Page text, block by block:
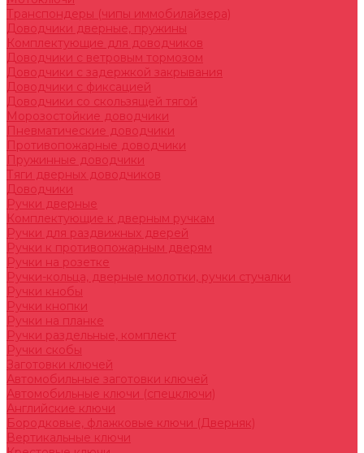
Транспондеры (чипы иммобилайзера)
Доводчики дверные, пружины
Комплектующие для доводчиков
Доводчики с ветровым тормозом
Доводчики с задержкой закрывания
Доводчики с фиксацией
Доводчики со скользящей тягой
Морозостойкие доводчики
Пневматические доводчики
Противопожарные доводчики
Пружинные доводчики
Тяги дверных доводчиков
Доводчики
Ручки дверные
Комплектующие к дверным ручкам
Ручки для раздвижных дверей
Ручки к противопожарным дверям
Ручки на розетке
Ручки-кольца, дверные молотки, ручки стучалки
Ручки кнобы
Ручки кнопки
Ручки на планке
Ручки раздельные, комплект
Ручки скобы
Заготовки ключей
Автомобильные заготовки ключей
Автомобильные ключи (спецключи)
Английские ключи
Бородковые, флажковые ключи (Дверняк)
Вертикальные ключи